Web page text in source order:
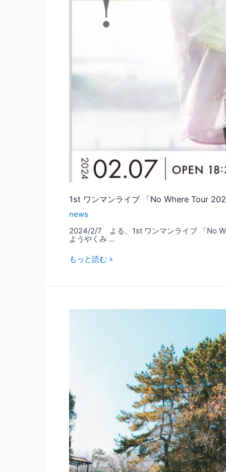
1st ワンマンライブ 「No Where Tour
news
2024/2/7 よる、1st ワンマンライブ 「No
ようやくみ …
もっと読む »